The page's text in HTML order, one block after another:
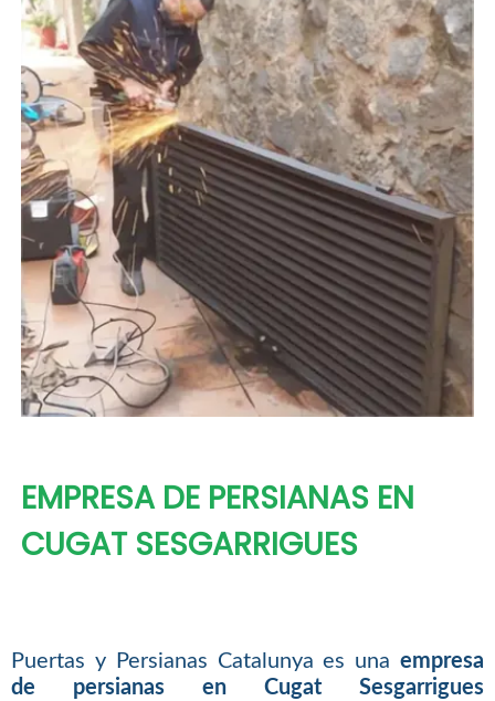
EMPRESA DE PERSIANAS EN
CUGAT SESGARRIGUES
Puertas y Persianas Catalunya es unaempresa
de persianas en Cugat Sesgarrigues